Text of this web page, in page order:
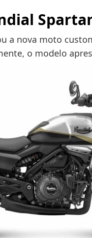
a nova moto
o modelo